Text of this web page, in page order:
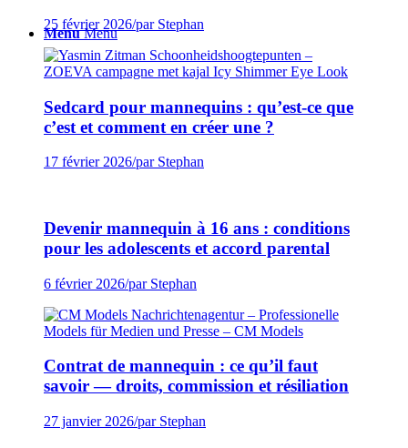
Menu Menu
25 février 2026/par Stephan
Sedcard pour mannequins : qu’est-ce que
c’est et comment en créer une ?
17 février 2026/par Stephan
Devenir mannequin à 16 ans : conditions
pour les adolescents et accord parental
6 février 2026/par Stephan
Contrat de mannequin : ce qu’il faut
savoir — droits, commission et résiliation
27 janvier 2026/par Stephan